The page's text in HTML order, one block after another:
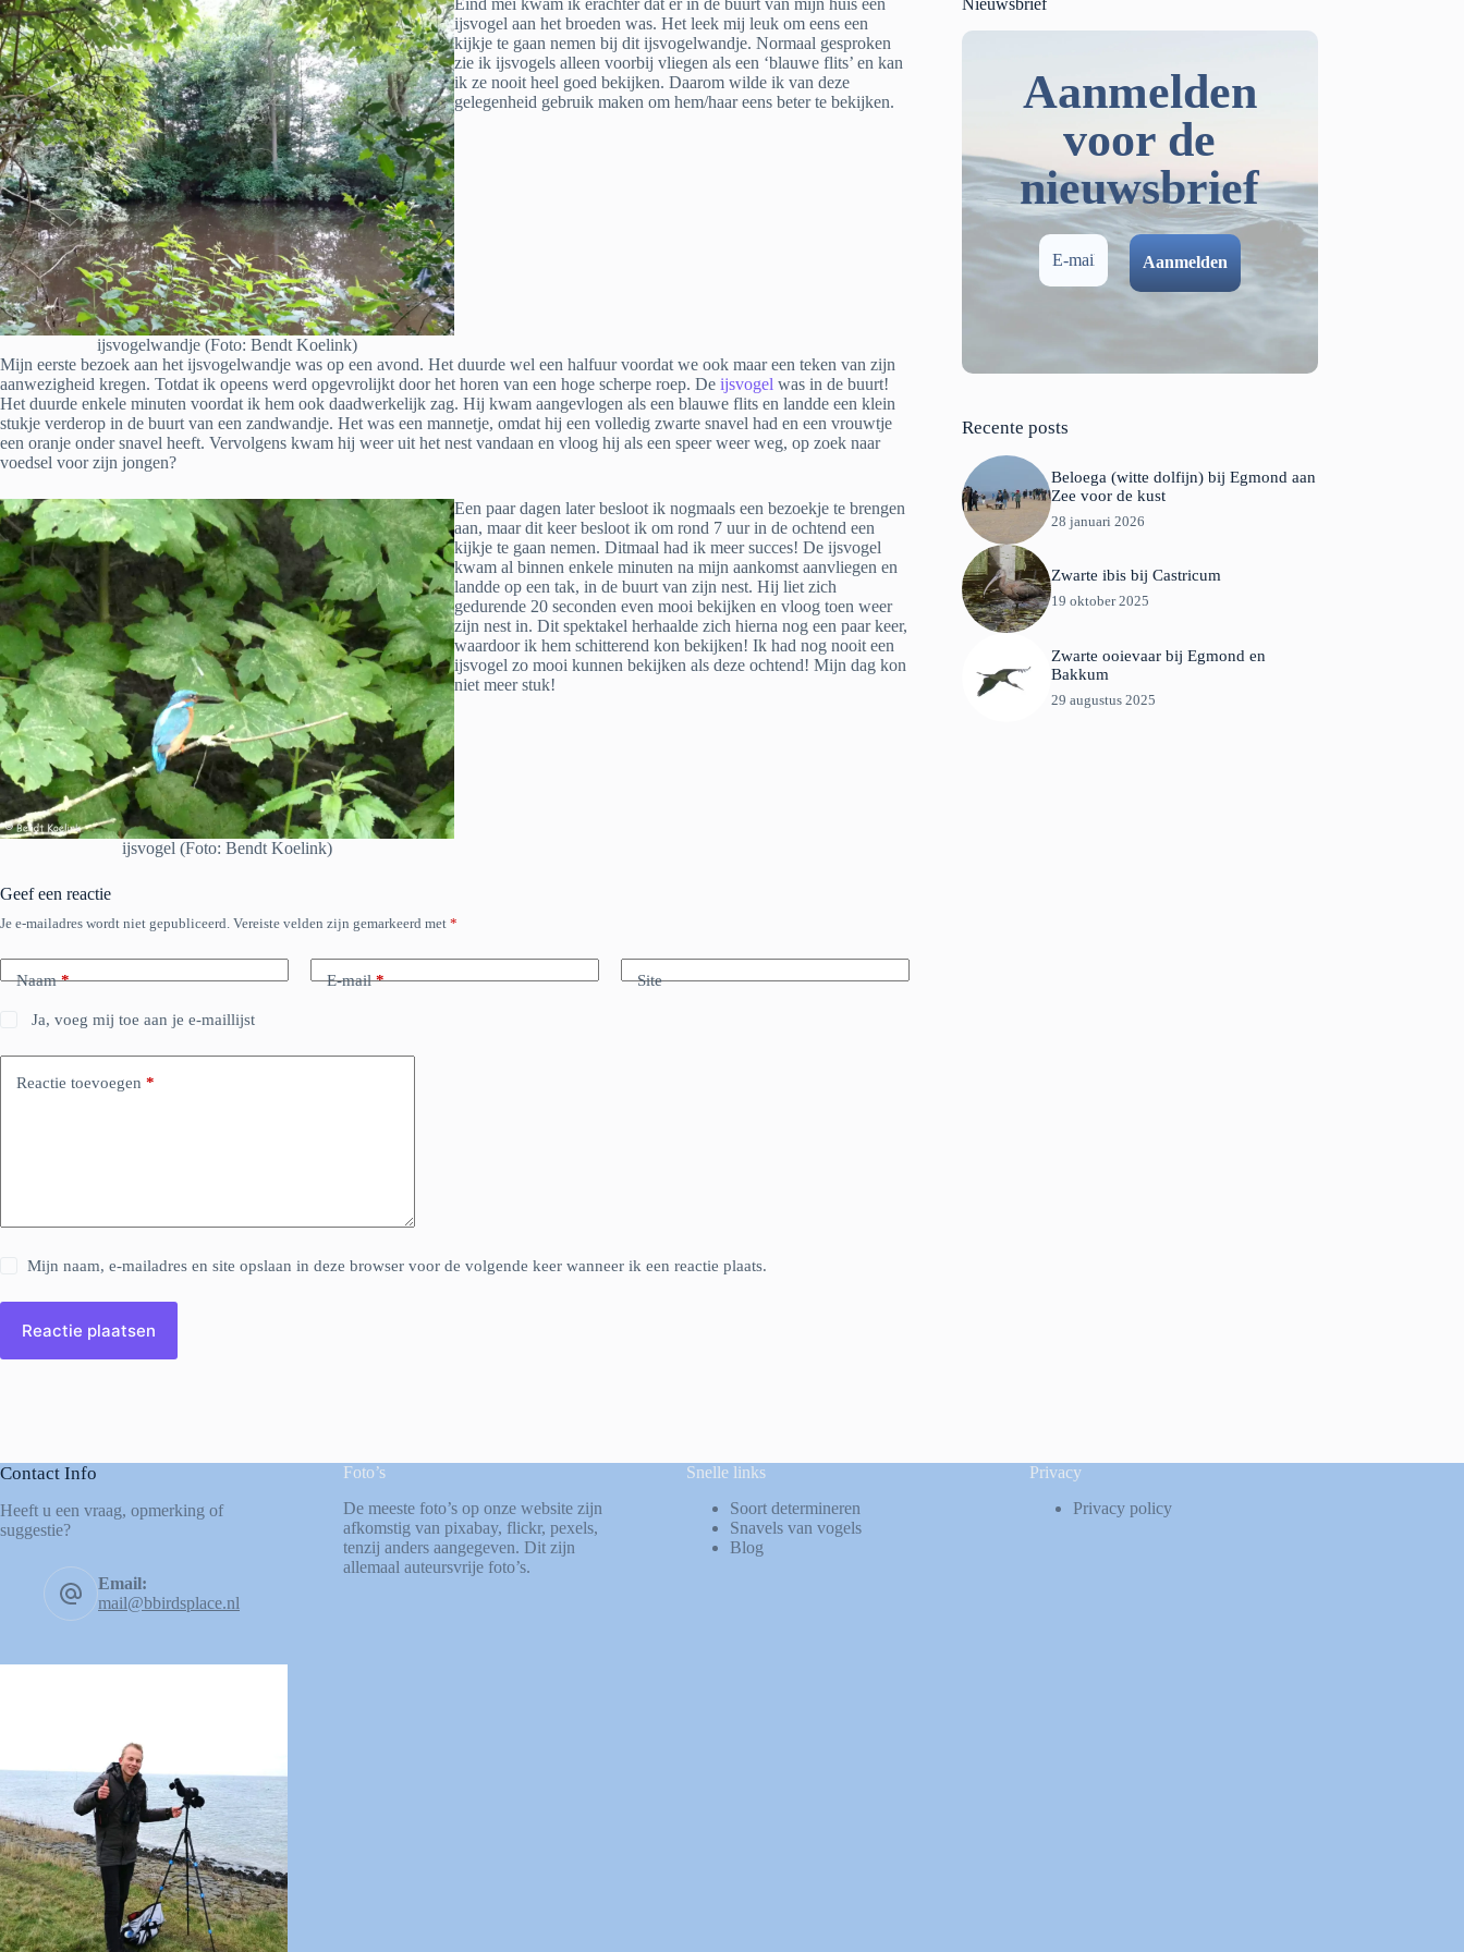
ijsvogelwandje (Foto: Bendt Koelink)
Eind mei kwam ik erachter dat er in de buurt van mijn huis een
ijsvogel aan het broeden was. Het leek mij leuk om eens een
kijkje te gaan nemen bij dit ijsvogelwandje. Normaal gesproken
zie ik ijsvogels alleen voorbij vliegen als een ‘blauwe flits’ en kan
ik ze nooit heel goed bekijken. Daarom wilde ik van deze
gelegenheid gebruik maken om hem/haar eens beter te bekijken.
Mijn eerste bezoek aan het ijsvogelwandje was op een avond. Het duurde wel een halfuur voordat we ook maar een teken van zijn
aanwezigheid kregen. Totdat ik opeens werd opgevrolijkt door het horen van een hoge scherpe roep. De ijsvogel was in de buurt!
Het duurde enkele minuten voordat ik hem ook daadwerkelijk zag. Hij kwam aangevlogen als een blauwe flits en landde een klein
stukje verderop in de buurt van een zandwandje. Het was een mannetje, omdat hij een volledig zwarte snavel had en een vrouwtje
een oranje onder snavel heeft. Vervolgens kwam hij weer uit het nest vandaan en vloog hij als een speer weer weg, op zoek naar
voedsel voor zijn jongen?
ijsvogel (Foto: Bendt Koelink)
Een paar dagen later besloot ik nogmaals een bezoekje te brengen
aan, maar dit keer besloot ik om rond 7 uur in de ochtend een
kijkje te gaan nemen. Ditmaal had ik meer succes! De ijsvogel
kwam al binnen enkele minuten na mijn aankomst aanvliegen en
landde op een tak, in de buurt van zijn nest. Hij liet zich
gedurende 20 seconden even mooi bekijken en vloog toen weer
zijn nest in. Dit spektakel herhaalde zich hierna nog een paar keer,
waardoor ik hem schitterend kon bekijken! Ik had nog nooit een
ijsvogel zo mooi kunnen bekijken als deze ochtend! Mijn dag kon
niet meer stuk!
Geef een reactie
Je e-mailadres wordt niet gepubliceerd. Vereiste velden zijn gemarkeerd met *
Naam* E-mail* Site
Ja, voeg mij toe aan je e-maillijst
Reactie toevoegen *
Mijn naam, e-mailadres en site opslaan in deze browser voor de volgende keer wanneer ik een reactie plaats.
Reactie plaatsen
Nieuwsbrief
Aanmelden
voor de
nieuwsbrief
Recente posts
Beloega (witte dolfijn) bij Egmond aan
Zee voor de kust
28 januari 2026
Zwarte ibis bij Castricum
19 oktober 2025
Zwarte ooievaar bij Egmond en
Bakkum
29 augustus 2025
Contact Info
Heeft u een vraag, opmerking of
suggestie?
Email:
mail@bbirdsplace.nl
Foto’s
De meeste foto’s op onze website zijn
afkomstig van pixabay, flickr, pexels,
tenzij anders aangegeven. Dit zijn
allemaal auteursvrije foto’s.
Snelle links
Soort determineren
Snavels van vogels
Blog
Privacy
Privacy policy